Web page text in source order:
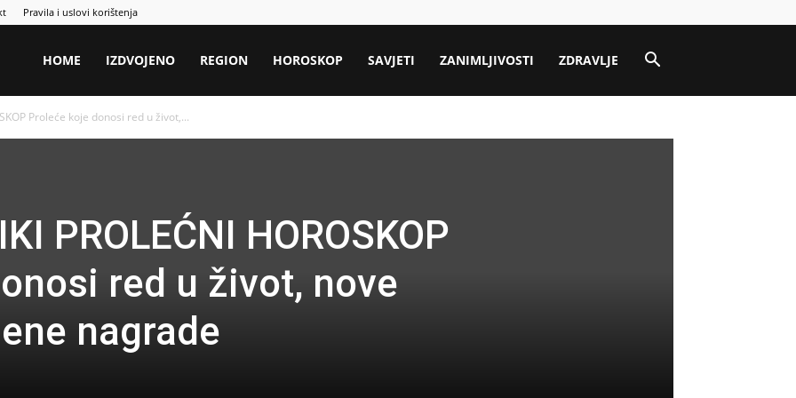
Pravila i uslovi korištenja
HOME IZDVOJENO REGION HOROSKOP SAVJETI ZANIMLJIVOSTI ZDRAVLJE
Proleće koje donosi red u život,...
PROLEĆNI HOROSKOP
red u život, nove
nagrade